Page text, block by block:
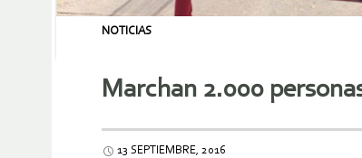
NOTICIAS
Marchan 2.000
13 SEPTIEMBRE, 2016